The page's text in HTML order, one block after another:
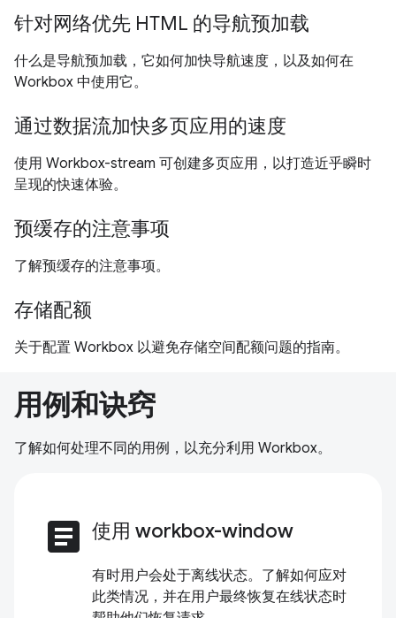
针对网络优先 HTML 的导航预加载
什么是导航预加载，它如何加快导航速度，以及如何在
Workbox 中使用它。
通过数据流加快多页应用的速度
使用 Workbox-stream 可创建多页应用，以打造近乎瞬时
呈现的快速体验。
预缓存的注意事项
了解预缓存的注意事项。
存储配额
关于配置 Workbox 以避免存储空间配额问题的指南。
用例和诀窍
了解如何处理不同的用例，以充分利用 Workbox。
article 使用 workbox-window
有时用户会处于离线状态。了解如何应对
此类情况，并在用户最终恢复在线状态时